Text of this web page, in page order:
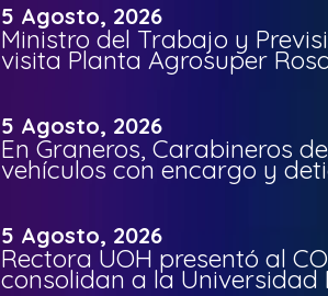
5 Agosto, 2026
Ministro del Trabajo y
visita Planta Agrosuper
5 Agosto, 2026
En Graneros, Carabineros
vehículos con encargo y
5 Agosto, 2026
Rectora UOH presentó al
consolidan a la Universidad